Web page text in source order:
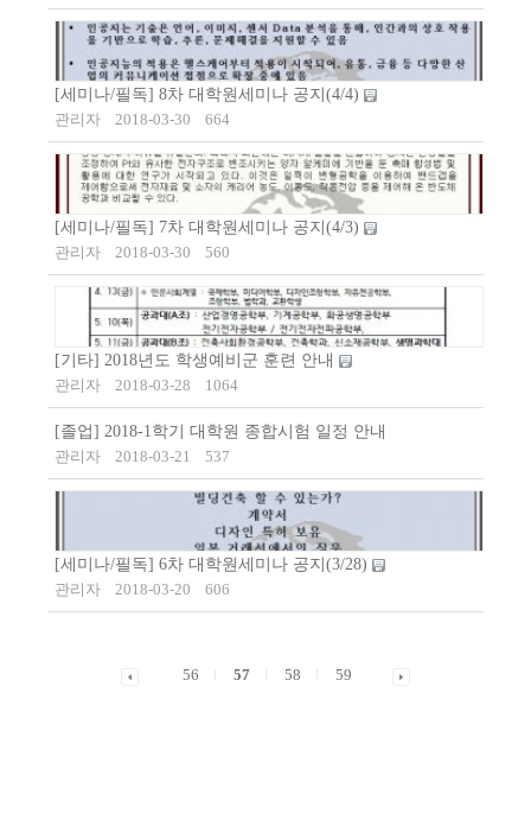
[세미나/필독] 8차 대학원세미나 공지(4/4)
관리자
2018-03-30 664
[세미나/필독] 7차 대학원세미나 공지(4/3)
관리자
2018-03-30 560
[기타] 2018년도 학생예비군 훈련 안내
관리자
2018-03-28 1064
[졸업] 2018-1학기 대학원 종합시험 일정 안내
관리자
2018-03-21 537
[세미나/필독] 6차 대학원세미나 공지(3/28)
관리자
2018-03-20 606
56 57 58 59